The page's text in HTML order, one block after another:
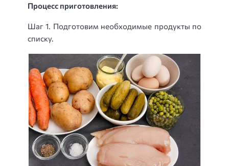
Процесс приготовления:
Шаг 1. Подготовим необходимые продукты по
списку.